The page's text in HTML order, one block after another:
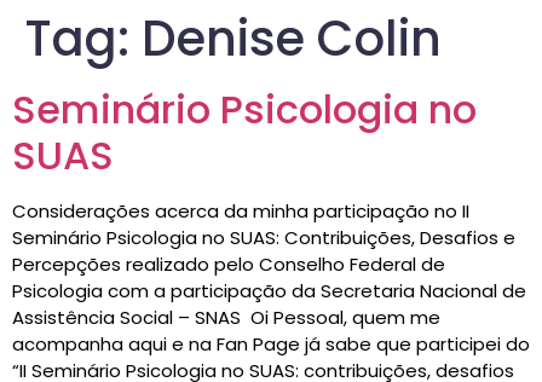
Tag: Denise Colin
Seminário Psicologia no
SUAS
Considerações acerca da minha participação no II
Seminário Psicologia no SUAS: Contribuições, Desafios e
Percepções realizado pelo Conselho Federal de
Psicologia com a participação da Secretaria Nacional de
Assistência Social – SNAS Oi Pessoal, quem me
acompanha aqui e na Fan Page já sabe que participei do
“II Seminário Psicologia no SUAS: contribuições, desafios